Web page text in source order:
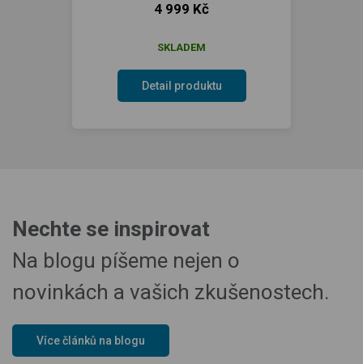
4 999 Kč
SKLADEM
Detail produktu
Nechte se inspirovat
Na blogu píšeme nejen o
novinkách a vašich zkušenostech.
Více článků na blogu